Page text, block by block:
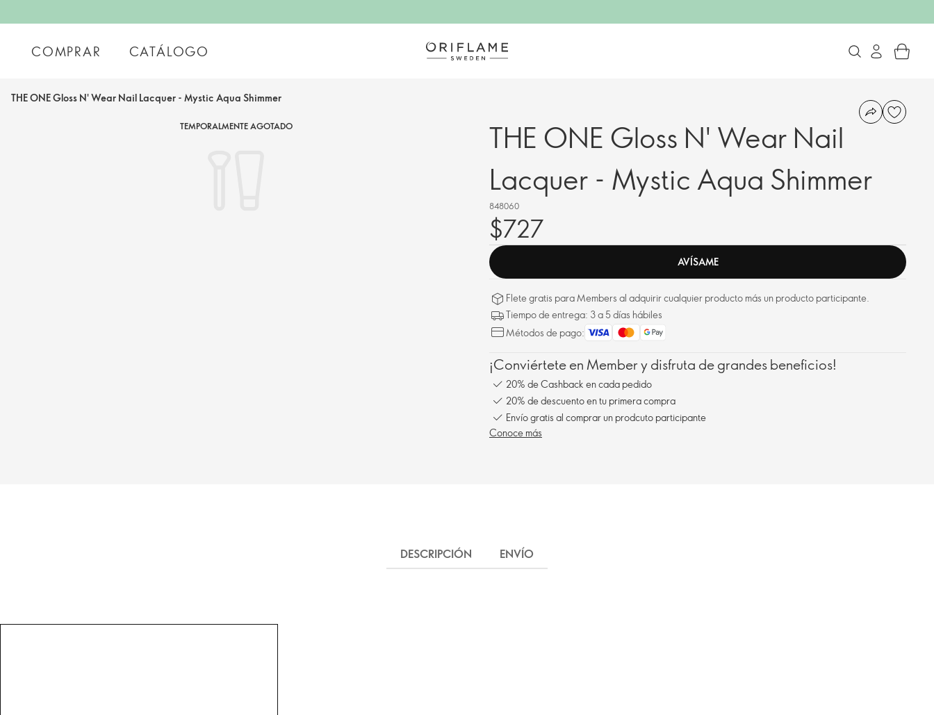
COMPRAR CATÁLOGO
THE ONE Gloss N' Wear Nail Lacquer - Mystic Aqua Shimmer
TEMPORALMENTE AGOTADO
THE ONE Gloss N' Wear Nail
Lacquer - Mystic Aqua Shimmer
848060
$727
AVÍSAME
Flete gratis para Members al adquirir cualquier producto más un producto participante.
Tiempo de entrega: 3 a 5 días hábiles
Métodos de pago:
¡Conviértete en Member y disfruta de grandes beneficios!
20% de Cashback en cada pedido
20% de descuento en tu primera compra
Envío gratis al comprar un prodcuto participante
Conoce más
DESCRIPCIÓN ENVÍO